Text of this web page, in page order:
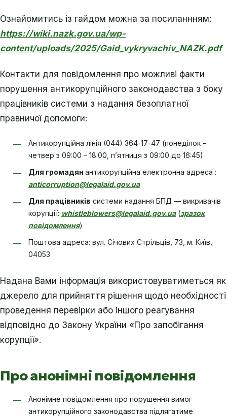
Ознайомитись із гайдом можна за посиланнням:
https://wiki.nazk.gov.ua/wp-
content/uploads/2025/Gaid_vykryvachiv_NAZK.pdf
Контакти для повідомлення про можливі факти
порушення антикорупційного законодавства з боку
працівників системи з надання безоплатної
правничої допомоги:
Антикорупційна лінія (044) 364-17-47 (понеділок –
четвер з 09:00 – 18:00, пʼятниця з 09:00 до 16:45)
Для громадян антикорупційна електронна адреса :
anticorruption@legalaid.gov.ua
Для працівників системи надання БПД — викривачів
корупції: whistleblowers@legalaid.gov.ua(зразок
повідомлення)
Поштова адреса: вул. Січових Стрільців, 73, м. Київ,
04053
Надана Вами інформація використовуватиметься як
джерело для прийняття рішення щодо необхідності
проведення перевірки або іншого реагування
відповідно до Закону України «Про запобігання
корупції».
Про анонімні повідомлення
Анонімне повідомлення про порушення вимог
антикорупційного законодавства підлягатиме